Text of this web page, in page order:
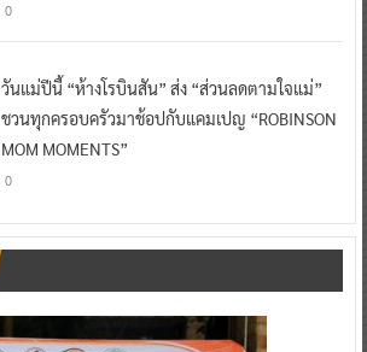
0
วันแม่ปีนี้ “ห้างโรบินสัน” ส่ง “ส่วนลดตามใจแม่”
ชวนทุกครอบครัวมาช้อปกับแคมเปญ “ROBINSON
MOM MOMENTS”
0